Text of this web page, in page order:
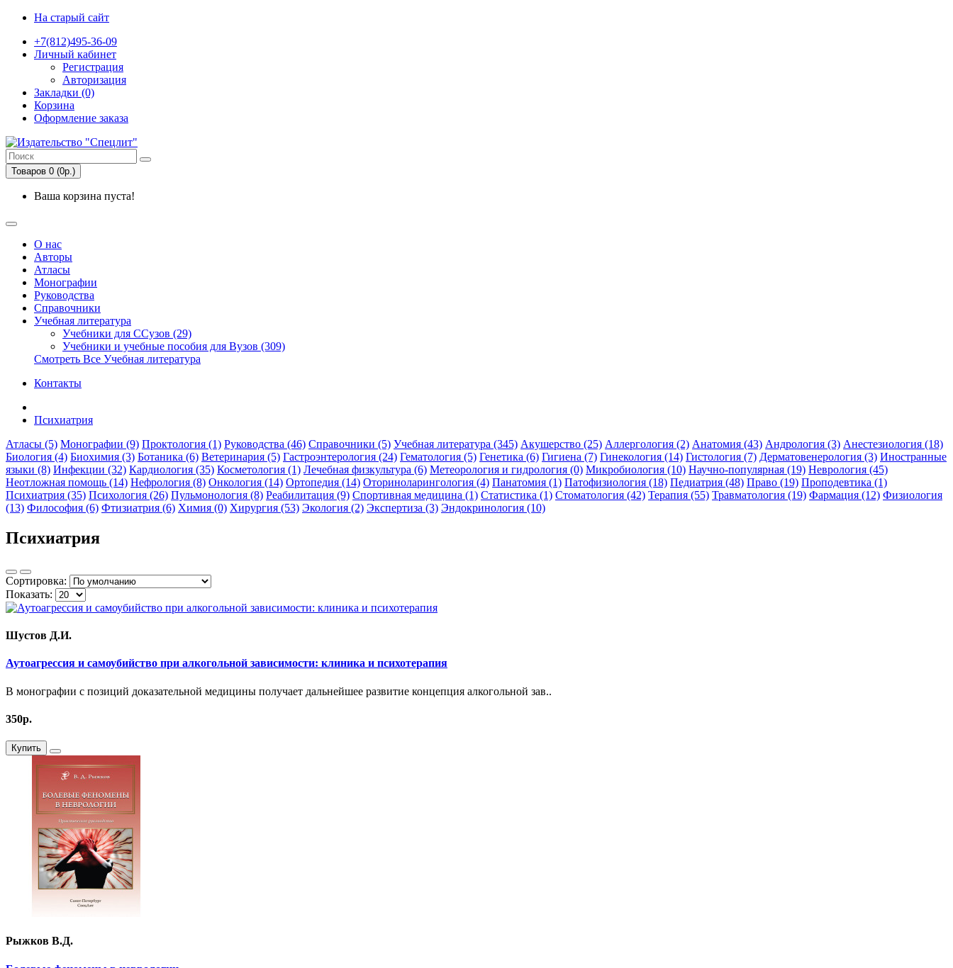
На старый сайт
+7(812)495-36-09
Личный кабинет
Регистрация
Авторизация
Закладки (0)
Корзина
Оформление заказа
Товаров 0 (0р.)
Ваша корзина пуста!
О нас
Авторы
Атласы
Монографии
Руководства
Справочники
Учебная литература
Учебники для ССузов (29)
Учебники и учебные пособия для Вузов (309)
Смотреть Все Учебная литература
Контакты
Психиатрия
Атласы (5) Монографии (9) Проктология (1) Руководства (46) Справочники (5) Учебная литература (345) Акушерство (25) Аллергология (2) Анатомия (43) Андрология (3) Анестезиология (18)
Биология (4) Биохимия (3) Ботаника (6) Ветеринария (5) Гастроэнтерология (24) Гематология (5) Генетика (6) Гигиена (7) Гинекология (14) Гистология (7) Дерматовенерология (3) Иностранные
языки (8) Инфекции (32) Кардиология (35) Косметология (1) Лечебная физкультура (6) Метеорология и гидрология (0) Микробиология (10) Научно-популярная (19) Неврология (45)
Неотложная помощь (14) Нефрология (8) Онкология (14) Ортопедия (14) Оториноларингология (4) Панатомия (1) Патофизиология (18) Педиатрия (48) Право (19) Проподевтика (1)
Психиатрия (35) Психология (26) Пульмонология (8) Реабилитация (9) Спортивная медицина (1) Статистика (1) Стоматология (42) Терапия (55) Травматология (19) Фармация (12) Физиология
(13) Философия (6) Фтизиатрия (6) Химия (0) Хирургия (53) Экология (2) Экспертиза (3) Эндокринология (10)
Психиатрия
Сортировка:
Показать:
Шустов Д.И.
Аутоагрессия и самоубийство при алкогольной зависимости: клиника и психотерапия
В монографии с позиций доказательной медицины получает дальнейшее развитие концепция алкогольной зав..
350р.
Купить
Рыжков В.Д.